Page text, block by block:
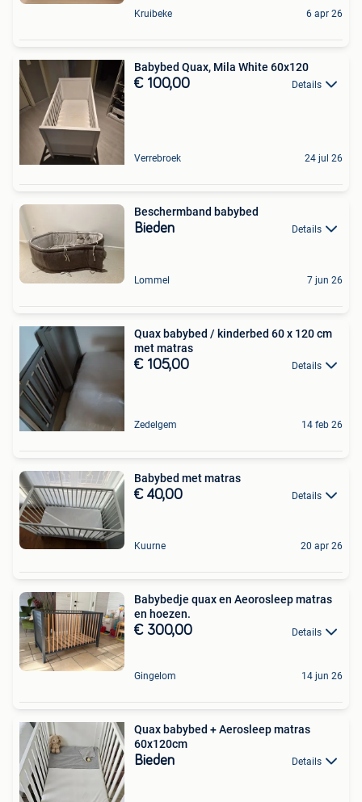
Kruibeke 6 apr 26
Babybed Quax, Mila White 60x120
€ 100,00 Details
Verrebroek 24 jul 26
Beschermband babybed
Bieden Details
Lommel 7 jun 26
Quax babybed / kinderbed 60 x 120 cm
met matras
€ 105,00 Details
Zedelgem 14 feb 26
Babybed met matras
€ 40,00 Details
Kuurne 20 apr 26
Babybedje quax en Aeorosleep matras
en hoezen.
€ 300,00 Details
Gingelom 14 jun 26
Quax babybed + Aerosleep matras
60x120cm
Bieden Details